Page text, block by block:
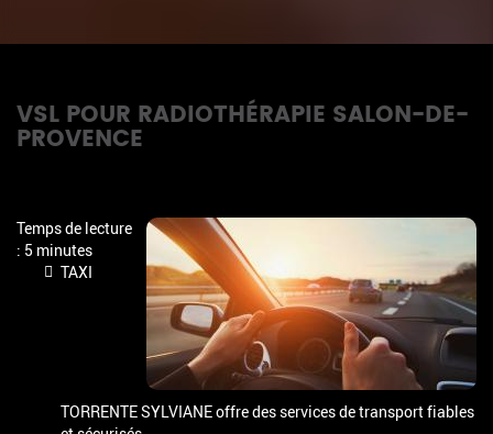
VSL POUR RADIOTHÉRAPIE SALON-DE-
PROVENCE
Temps de lecture
: 5 minutes
TAXI
TORRENTE SYLVIANE offre des services de transport fiables